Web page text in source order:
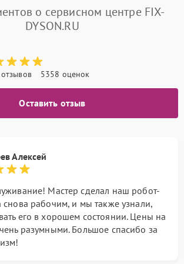
о сервисном центре FIX-
DYSON.RU
5358 оценок
Оставить отзыв
Алексей
Мастер сделал наш робот-
снова рабочим, и мы также узнали,
его в хорошем состоянии. Цены на
разумными. Большое спасибо за